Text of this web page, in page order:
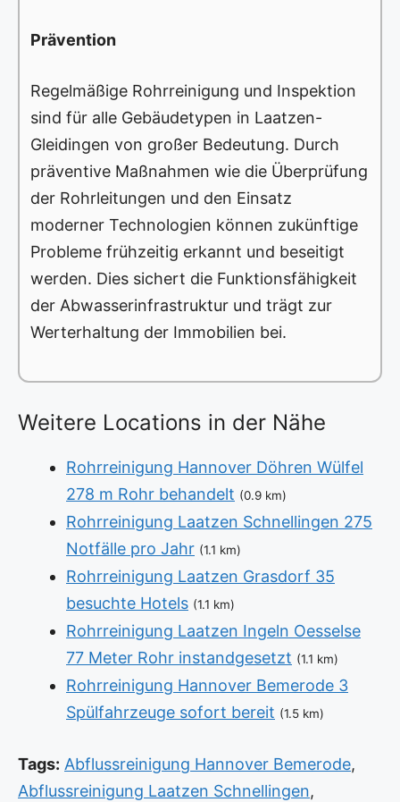
Prävention
Regelmäßige Rohrreinigung und Inspektion
sind für alle Gebäudetypen in Laatzen-
Gleidingen von großer Bedeutung. Durch
präventive Maßnahmen wie die Überprüfung
der Rohrleitungen und den Einsatz
moderner Technologien können zukünftige
Probleme frühzeitig erkannt und beseitigt
werden. Dies sichert die Funktionsfähigkeit
der Abwasserinfrastruktur und trägt zur
Werterhaltung der Immobilien bei.
Weitere Locations in der Nähe
Rohrreinigung Hannover Döhren Wülfel
278 m Rohr behandelt (0.9 km)
Rohrreinigung Laatzen Schnellingen 275
Notfälle pro Jahr (1.1 km)
Rohrreinigung Laatzen Grasdorf 35
besuchte Hotels (1.1 km)
Rohrreinigung Laatzen Ingeln Oesselse
77 Meter Rohr instandgesetzt (1.1 km)
Rohrreinigung Hannover Bemerode 3
Spülfahrzeuge sofort bereit (1.5 km)
Tags: Abflussreinigung Hannover Bemerode,
Abflussreinigung Laatzen Schnellingen,